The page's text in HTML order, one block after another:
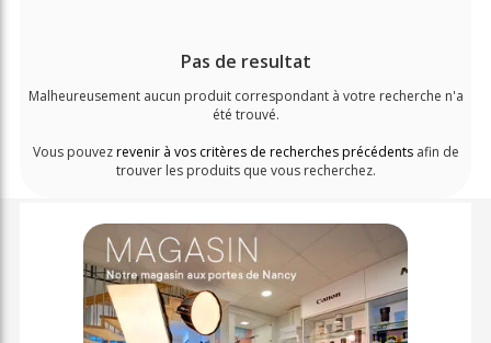
Pas de resultat
Malheureusement aucun produit correspondant à votre recherche n'a
été trouvé.
Vous pouvezrevenir à vos critères de recherches précédentsafin de
trouver les produits que vous recherchez.